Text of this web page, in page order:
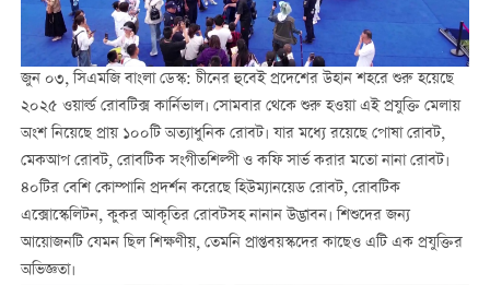
জুন ০৩, সিএমজি বাংলা ডেস্ক: চীনের হুবেই প্রদেশের উহান শহরে শুরু হয়েছে
২০২৫ ওয়ার্ল্ড রোবটিক্স কার্নিভাল। সোমবার থেকে শুরু হওয়া এই প্রযুক্তি মেলায়
অংশ নিয়েছে প্রায় ১০০টি অত্যাধুনিক রোবট। যার মধ্যে রয়েছে পোষা রোবট,
মেকআপ রোবট, রোবটিক সংগীতশিল্পী ও কফি সার্ভ করার মতো নানা রোবট।
৪০টির বেশি কোম্পানি প্রদর্শন করেছে হিউম্যানয়েড রোবট, রোবটিক
এক্সোস্কেলিটন, কুকর আকৃতির রোবটসহ নানান উদ্ভাবন। শিশুদের জন্য
আয়োজনটি যেমন ছিল শিক্ষণীয়, তেমনি প্রাপ্তবয়স্কদের কাছেও এটি এক প্রযুক্তির
অভিজ্ঞতা।